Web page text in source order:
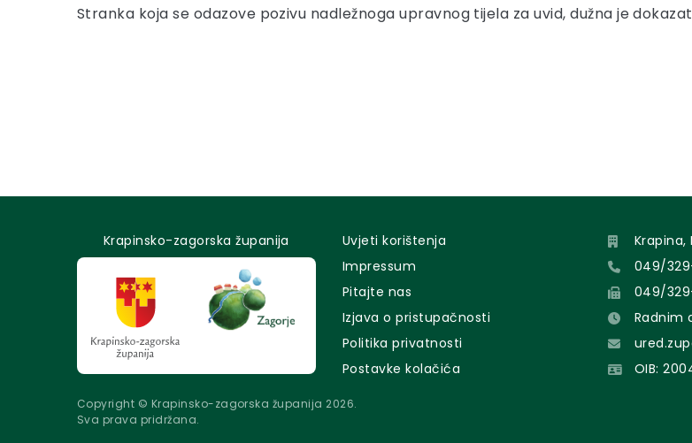
Stranka koja se odazove pozivu nadležnoga upravnog tijela za uvid, dužna je
Krapinsko-zagorska županija
Uvjeti korištenja
Impressum
Pitajte nas
Izjava o pristupačnosti
Politika privatnosti
Postavke kolačića
Krapina,
049/329-
049/
Radnim
OIB:
Copyright © Krapinsko-zagorska županija 2026.
Sva prava pridržana.